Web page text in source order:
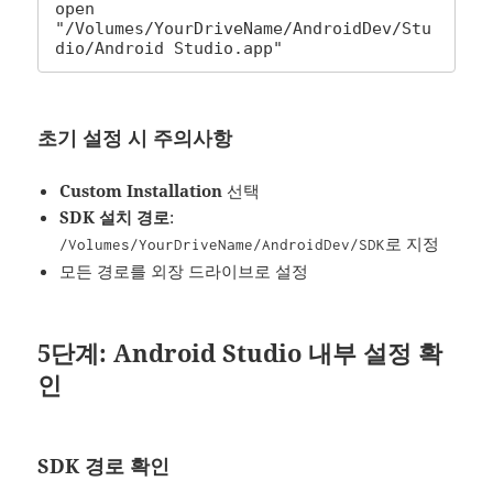
open
"/Volumes/YourDriveName/AndroidDev/Stu
dio/Android Studio.app"
초기 설정 시 주의사항
Custom Installation 선택
SDK 설치 경로:
/Volumes/YourDriveName/AndroidDev/SDK로 지정
모든 경로를 외장 드라이브로 설정
5단계: Android Studio 내부 설정 확
인
SDK 경로 확인